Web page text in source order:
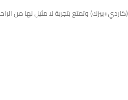
(كاردي+بيزك) وتمتع بتجربة لا مثيل لها من